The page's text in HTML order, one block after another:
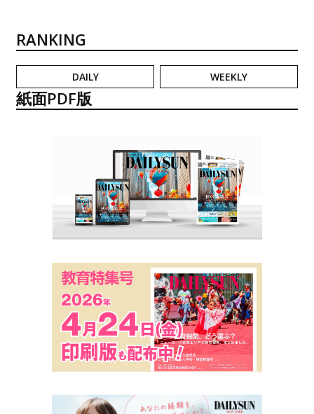
RANKING
DAILY WEEKLY
紙面PDF版